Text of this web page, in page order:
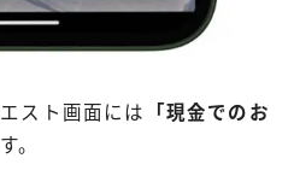
スト画面には
「現金でのお
。